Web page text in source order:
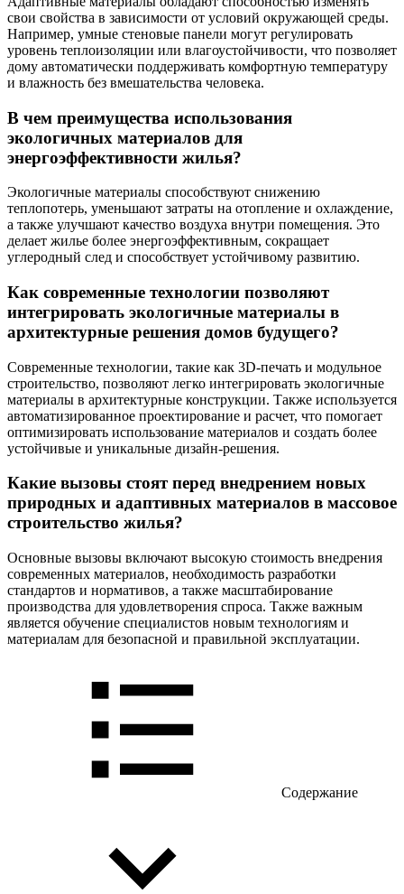
свои свойства в зависимости от условий окружающей среды.
Например, умные стеновые панели могут регулировать
уровень теплоизоляции или влагоустойчивости, что позволяет
дому автоматически поддерживать комфортную температуру
и влажность без вмешательства человека.
В чем преимущества использования
экологичных материалов для
энергоэффективности жилья?
Экологичные материалы способствуют снижению
теплопотерь, уменьшают затраты на отопление и охлаждение,
а также улучшают качество воздуха внутри помещения. Это
делает жилье более энергоэффективным, сокращает
углеродный след и способствует устойчивому развитию.
Как современные технологии позволяют
интегрировать экологичные материалы в
архитектурные решения домов будущего?
Современные технологии, такие как 3D-печать и модульное
строительство, позволяют легко интегрировать экологичные
материалы в архитектурные конструкции. Также используется
автоматизированное проектирование и расчет, что помогает
оптимизировать использование материалов и создать более
устойчивые и уникальные дизайн-решения.
Какие вызовы стоят перед внедрением новых
природных и адаптивных материалов в массовое
строительство жилья?
Основные вызовы включают высокую стоимость внедрения
современных материалов, необходимость разработки
стандартов и нормативов, а также масштабирование
производства для удовлетворения спроса. Также важным
является обучение специалистов новым технологиям и
материалам для безопасной и правильной эксплуатации.
Содержание